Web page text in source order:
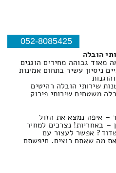
052-8085425
הובלה
מאוד גבוהה מחירים הוגנים
ניסיון עשיר בתחום אמינות
שירותי הובלה רהיטים
משטחים שירותי פירוק
– איפה נמצא את הזול
– באחריות! נצרכים למחיר
אפשר לעצור עם
מה שאתם רוצים. חיפשתם